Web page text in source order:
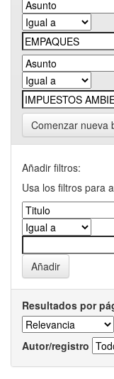
Comenzar nueva
Añadir filtros:
Usa los filtros para
Resultados por
Autor/registro